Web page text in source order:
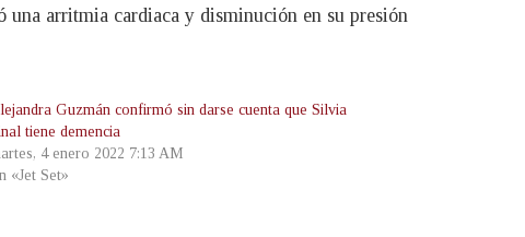
arritmia cardiaca y disminución en su presión
Guzmán confirmó sin darse cuenta que Silvia
tiene demencia
4 enero 2022 7:13 AM
«Jet Set»